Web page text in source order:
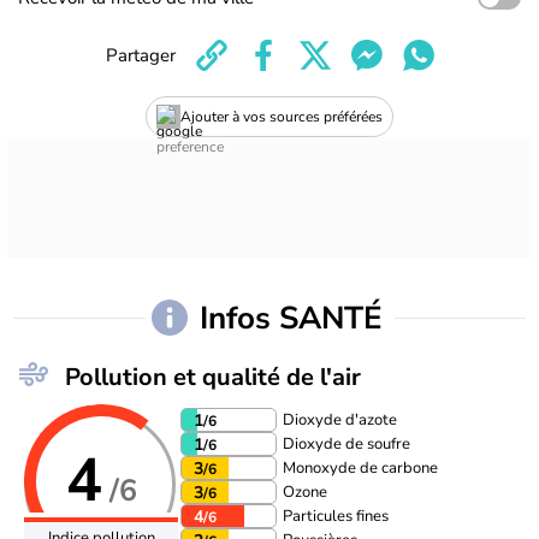
Ajouter à vos sources préférées
Partager
Infos SANTÉ
Pollution et qualité de l'air
4/6
1/6 Dioxyde d'azote
1/6 Dioxyde de soufre
3/6 Monoxyde de carbone
3/6 Ozone
4/6 Particules fines